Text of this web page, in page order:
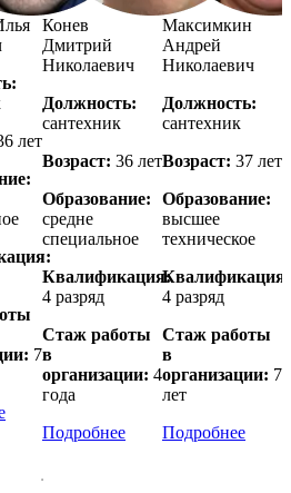
лет
7
Конев
Дмитрий
Николаевич
Должность:
сантехник
Возраст: 36 лет
Образование:
средне
специальное
Квалификация:
4 разряд
Стаж работы
в
организации: 4
года
Подробнее
Максимкин
Андрей
Николаевич
Должность:
сантехник
Возраст: 37 лет
Образование:
высшее
техническое
Квалификация:
4 разряд
Стаж работы
в
организации: 7
лет
Подробнее